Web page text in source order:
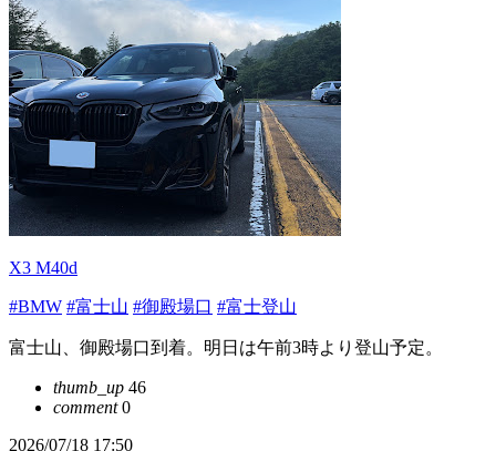
X3 M40d
#BMW #富士山 #御殿場口 #富士登山
富士山、御殿場口到着。明日は午前3時より登山予定。
thumb_up 46
comment0
2026/07/18 17:50